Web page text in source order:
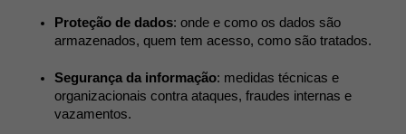
Proteção de dados: onde e como os dados são
armazenados, quem tem acesso, como são tratados.
Segurança da informação: medidas técnicas e
organizacionais contra ataques, fraudes internas e
vazamentos.